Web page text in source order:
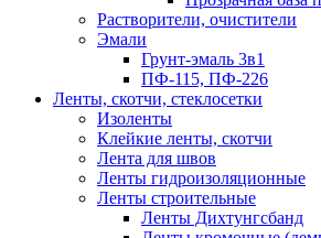
Растворители, очистители
Эмали
Грунт-эмаль 3в1
ПФ-115, ПФ-226
Ленты, скотчи, стеклосетки
Изоленты
Клейкие ленты, скотчи
Лента для швов
Ленты гидроизоляционные
Ленты строительные
Ленты Дихтунгсбанд